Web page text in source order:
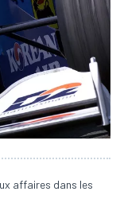
affaires dans les